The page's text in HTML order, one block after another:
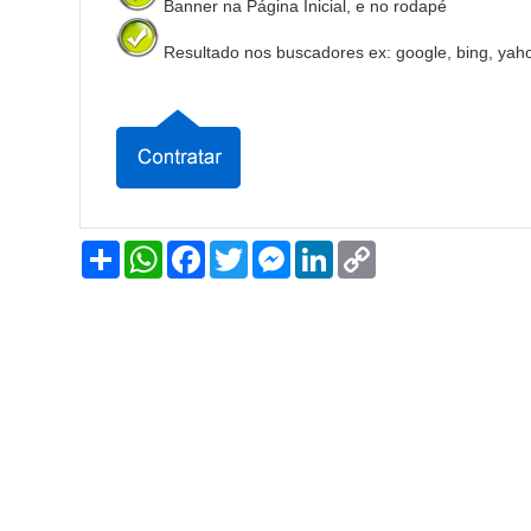
Banner na Página Inicial, e no rodapé
Resultado nos buscadores ex: google, bing,
Share WhatsAppFacebook
TwitterMessenger
LinkedIn